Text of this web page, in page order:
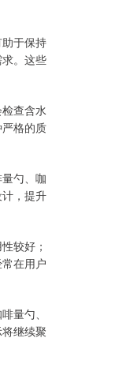
于保持
。这些
查含水
格的质
勺、咖
，提升
较好；
在用户
量勺、
继续聚